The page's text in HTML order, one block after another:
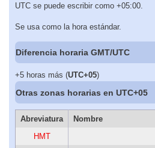
UTC se puede escribir como +05:00.
Se usa como la hora estándar.
Diferencia horaria GMT/UTC
+5 horas más (UTC+05)
Otras zonas horarias en UTC+05
Abreviatura
Nombre
HMT